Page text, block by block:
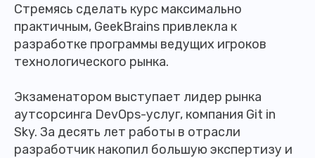
Стремясь сделать курс максимально
практичным, GeekBrains привлекла к
разработке программы ведущих игроков
технологического рынка.
Экзаменатором выступает лидер рынка
аутсорсинга DevOps-услуг, компания Git in
Sky. За десять лет работы в отрасли
разработчик накопил большую экспертизу и